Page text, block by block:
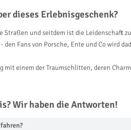
dieses Erlebnisgeschenk?
Straßen und seitdem ist die Leidenschaft
Fans von Porsche, Ente und Co wird
mit einem der Traumschlitten, deren
Wir haben die Antworten!